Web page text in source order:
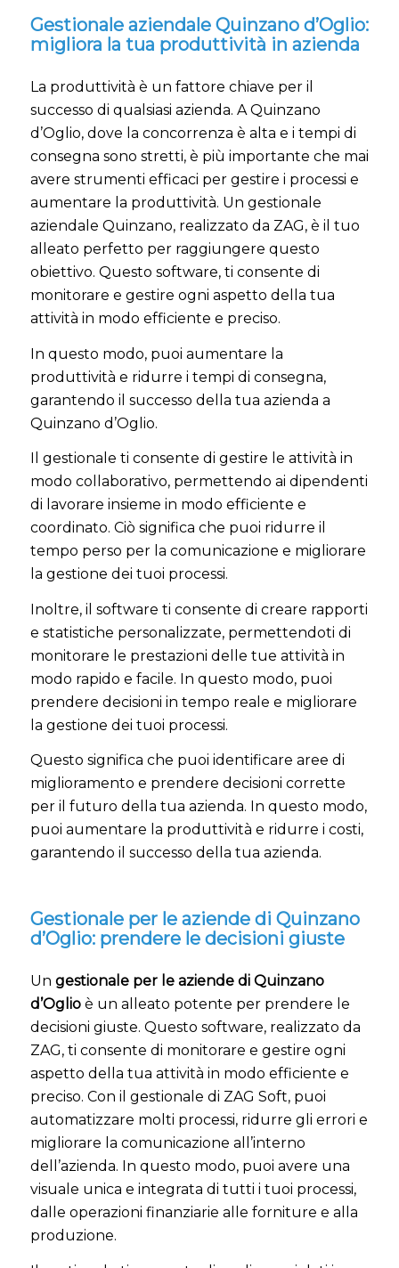
Gestionale aziendale Quinzano d’Oglio:
migliora la tua produttività in azienda
La produttività è un fattore chiave per il
successo di qualsiasi azienda. A Quinzano
d’Oglio, dove la concorrenza è alta e i tempi di
consegna sono stretti, è più importante che mai
avere strumenti efficaci per gestire i processi e
aumentare la produttività. Un gestionale
aziendale Quinzano, realizzato da ZAG, è il tuo
alleato perfetto per raggiungere questo
obiettivo. Questo software, ti consente di
monitorare e gestire ogni aspetto della tua
attività in modo efficiente e preciso.
In questo modo, puoi aumentare la
produttività e ridurre i tempi di consegna,
garantendo il successo della tua azienda a
Quinzano d’Oglio.
Il gestionale ti consente di gestire le attività in
modo collaborativo, permettendo ai dipendenti
di lavorare insieme in modo efficiente e
coordinato. Ciò significa che puoi ridurre il
tempo perso per la comunicazione e migliorare
la gestione dei tuoi processi.
Inoltre, il software ti consente di creare rapporti
e statistiche personalizzate, permettendoti di
monitorare le prestazioni delle tue attività in
modo rapido e facile. In questo modo, puoi
prendere decisioni in tempo reale e migliorare
la gestione dei tuoi processi.
Questo significa che puoi identificare aree di
miglioramento e prendere decisioni corrette
per il futuro della tua azienda. In questo modo,
puoi aumentare la produttività e ridurre i costi,
garantendo il successo della tua azienda.
Gestionale per le aziende di Quinzano
d’Oglio: prendere le decisioni giuste
Un gestionale per le aziende di Quinzano
d’Oglioè un alleato potente per prendere le
decisioni giuste. Questo software, realizzato da
ZAG, ti consente di monitorare e gestire ogni
aspetto della tua attività in modo efficiente e
preciso. Con il gestionale di ZAG Soft, puoi
automatizzare molti processi, ridurre gli errori e
migliorare la comunicazione all’interno
dell’azienda. In questo modo, puoi avere una
visuale unica e integrata di tutti i tuoi processi,
dalle operazioni finanziarie alle forniture e alla
produzione.